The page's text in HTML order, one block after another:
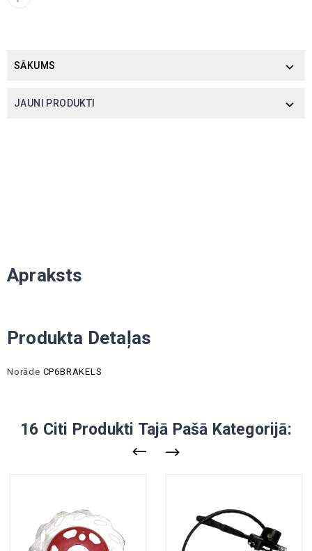
SĀKUMS 
JAUNI PRODUKTI 
Apraksts
Produkta Detaļas
Norāde CP6BRAKELS
16 Citi Produkti Tajā Pašā Kategorijā: